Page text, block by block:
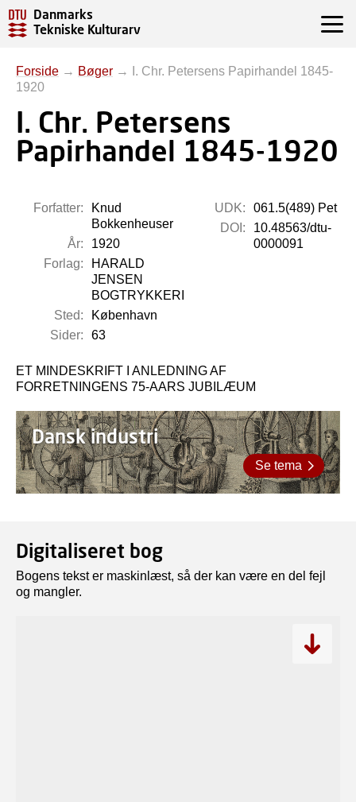
Danmarks
Tekniske Kulturarv
Forside → Bøger →
I. Chr. Petersens Papirhandel 1845-
1920
I. Chr. Petersens
Papirhandel 1845-1920
Forfatter:
Knud
Bokkenheuser
År:
1920
Forlag:
HARALD
JENSEN
BOGTRYKKERI
Sted:
København
Sider:
63
UDK:
061.5(489) Pet
DOI:
10.48563/dtu-
0000091
ET MINDESKRIFT I ANLEDNING AF
FORRETNINGENS 75-AARS JUBILÆUM
Dansk industri
Se tema
Digitaliseret bog
Bogens tekst er maskinlæst, så der kan være en del fejl
og mangler.